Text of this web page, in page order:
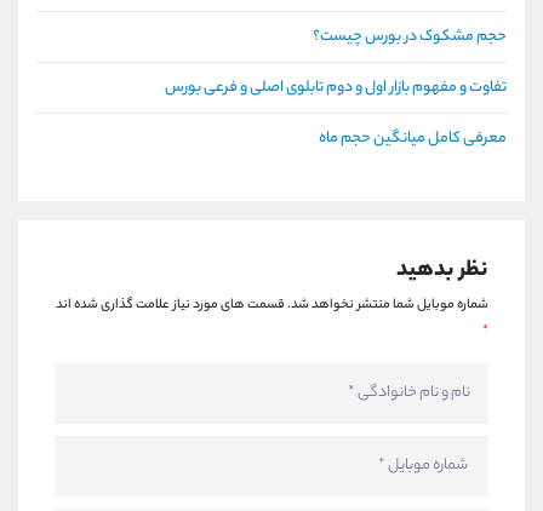
حجم مشکوک در بورس چیست؟
تفاوت و مفهوم بازار اول و دوم تابلوی اصلی و فرعی بورس
معرفی کامل میانگین حجم ماه
نظر بدهید
شماره موبایل شما منتشر نخواهد شد.قسمت های مورد نیاز علامت گذاری شده اند
*